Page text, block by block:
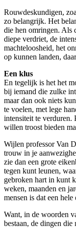
Rouwdeskundigen,
zo belangrijk. Het
die hen omringen. Als
diepe verdriet, de
machteloosheid, het
op kunnen landen,
Een klus
En tegelijk is het het
bij iemand die zulke
maar dan ook niets
te voelen, met lege
intensiteit te verduren.
willen troost bieden
Wijlen professor Van
trouw in je
zie dan een grote
tegen kunt leunen,
gebroken hart in kunt
weken, maanden en
mensen is dat een
Want, in de woorden
bestaan, de dingen die